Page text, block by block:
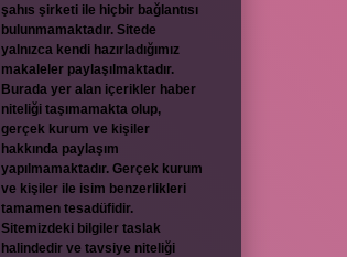
şahıs şirketi ile hiçbir bağlantısı
bulunmamaktadır. Sitede
yalnızca kendi hazırladığımız
makaleler paylaşılmaktadır.
Burada yer alan içerikler haber
niteliği taşımamakta olup,
gerçek kurum ve kişiler
hakkında paylaşım
yapılmamaktadır. Gerçek kurum
ve kişiler ile isim benzerlikleri
tamamen tesadüfidir.
Sitemizdeki bilgiler taslak
halindedir ve tavsiye niteliği